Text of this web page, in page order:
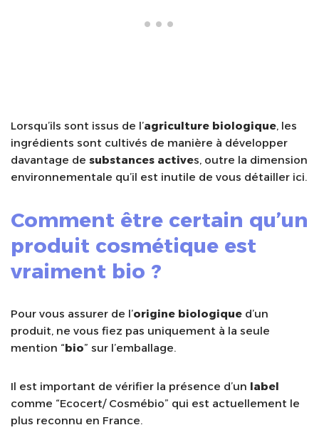
Lorsqu’ils sont issus de l’agriculture biologique, les
ingrédients sont cultivés de manière à développer
davantage de substances actives, outre la dimension
environnementale qu’il est inutile de vous détailler ici.
Comment être certain qu’un
produit cosmétique est
vraiment bio ?
Pour vous assurer de l’origine biologique d’un
produit, ne vous fiez pas uniquement à la seule
mention “bio” sur l’emballage.
Il est important de vérifier la présence d’un label
comme “Ecocert/ Cosmébio” qui est actuellement le
plus reconnu en France.